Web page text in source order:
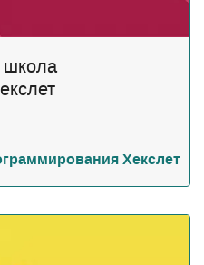
школа
Хекслет